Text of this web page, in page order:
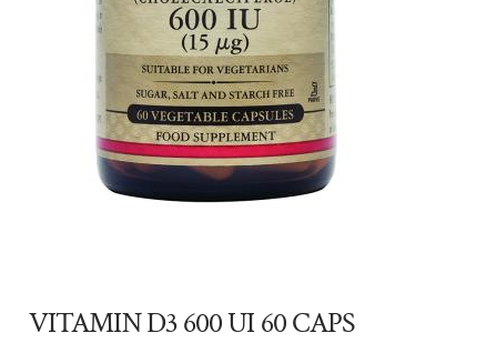
VITAMIN D3 600 UI 60 CAPS